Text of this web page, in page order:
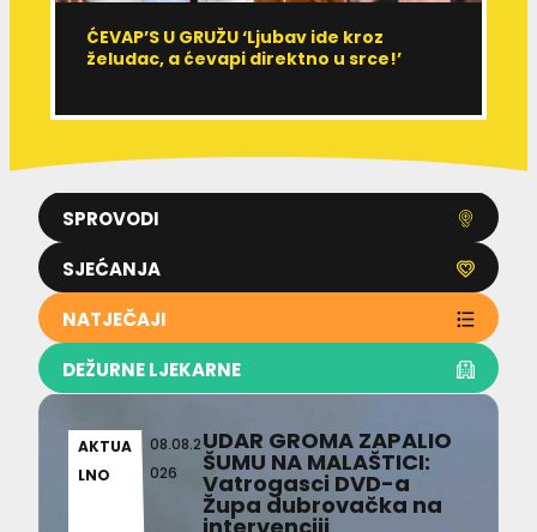
SPROVODI
SJEĆANJA
NATJEČAJI
DEŽURNE LJEKARNE
ĆEVAP’S U GRUŽU ‘Ljubav ide kroz
želudac, a ćevapi direktno u srce!’
AKTUA
LNO
08.08.2
026
UDAR GROMA ZAPALIO
ŠUMU NA MALAŠTICI:
Vatrogasci DVD-a
Župa dubrovačka na